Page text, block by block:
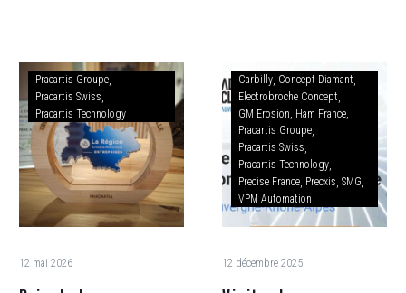
Pracartis Groupe
Pracartis Swiss
Pracartis Technology
12 mai 2026
Carbilly Concept Diamant
Electrobroche Concept
GM Erosion Ham France
Pracartis Groupe
Pracartis Swiss
Pracartis Technology
Precise France Precxis SMG
VPM Automation
12 décembre 2025